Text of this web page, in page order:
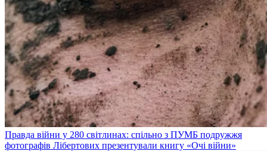
Правда війни у 280 світлинах: спільно з ПУМБ подружжя
фотографів Лібертових презентували книгу «Очі війни»